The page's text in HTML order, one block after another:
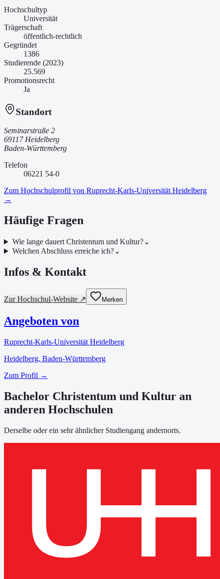
Hochschultyp
Universität
Trägerschaft
öffentlich-rechtlich
Gegründet
1386
Studierende (2023)
25.569
Promotionsrecht
Ja
Standort
Seminarstraße 2
69117 Heidelberg
Baden-Württemberg
Telefon
06221 54-0
Zum Hochschulprofil von Ruprecht-Karls-Universität Heidelberg
→
Häufige Fragen
Wie lange dauert Christentum und Kultur?⌄
Welchen Abschluss erreiche ich?⌄
Infos & Kontakt
Zur Hochschul-Website ↗ Merken
Angeboten von
Ruprecht-Karls-Universität Heidelberg
Heidelberg, Baden-Württemberg
Zum Profil →
Bachelor Christentum und Kultur an
anderen Hochschulen
Derselbe oder ein sehr ähnlicher Studiengang andernorts.